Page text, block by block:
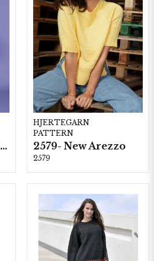
2583- Silk Kid Mohair
HJERTEGARN
PATTERN
2579- New Arezzo
2579